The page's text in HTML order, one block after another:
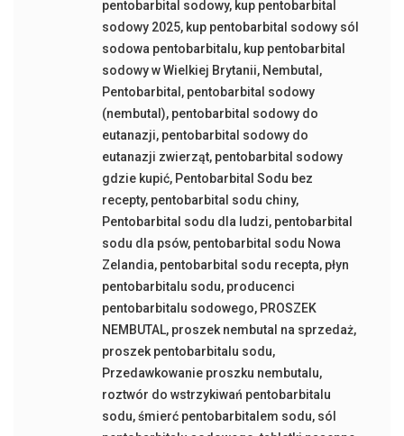
pentobarbital sodowy, kup pentobarbital
sodowy 2025, kup pentobarbital sodowy sól
sodowa pentobarbitalu, kup pentobarbital
sodowy w Wielkiej Brytanii, Nembutal ,
Pentobarbital , pentobarbital sodowy
(nembutal), pentobarbital sodowy do
eutanazji, pentobarbital sodowy do
eutanazji zwierząt, pentobarbital sodowy
gdzie kupić, Pentobarbital Sodu bez
recepty, pentobarbital sodu chiny,
Pentobarbital sodu dla ludzi, pentobarbital
sodu dla psów, pentobarbital sodu Nowa
Zelandia, pentobarbital sodu recepta, płyn
pentobarbitalu sodu, producenci
pentobarbitalu sodowego, PROSZEK
NEMBUTAL, proszek nembutal na sprzedaż,
proszek pentobarbitalu sodu,
Przedawkowanie proszku nembutalu,
roztwór do wstrzykiwań pentobarbitalu
sodu,śmierć pentobarbitalem sodu, sól